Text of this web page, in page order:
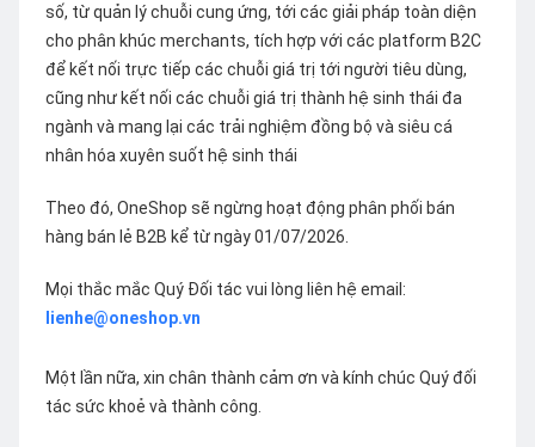
số, từ quản lý chuỗi cung ứng, tới các giải pháp toàn diện
cho phân khúc merchants, tích hợp với các platform B2C
để kết nối trực tiếp các chuỗi giá trị tới người tiêu dùng,
cũng như kết nối các chuỗi giá trị thành hệ sinh thái đa
ngành và mang lại các trải nghiệm đồng bộ và siêu cá
nhân hóa xuyên suốt hệ sinh thái
Theo đó, OneShop sẽ ngừng hoạt động phân phối bán
hàng bán lẻ B2B kể từ ngày 01/07/2026.
Mọi thắc mắc Quý Đối tác vui lòng liên hệ email:
lienhe@oneshop.vn
Một lần nữa, xin chân thành cảm ơn và kính chúc Quý đối
tác sức khoẻ và thành công.